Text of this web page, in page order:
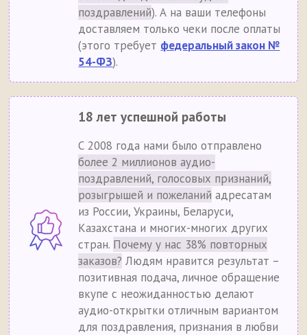
поздравлений). А на ваши телефоны
доставляем только чеки после оплаты
(этого требует федеральный закон №
54-ФЗ).
18 лет успешной работы
С 2008 года нами было отправлено
более 2 миллионов аудио-
поздравлений, голосовых признаний,
розыгрышей и пожеланий адресатам
из России, Украины, Беларуси,
Казахстана и многих-многих других
стран. Почему у нас 38% повторных
заказов? Людям нравится результат –
позитивная подача, личное обращение
вкупе с неожиданностью делают
аудио-открытки отличным вариантом
для поздравления, признания в любви